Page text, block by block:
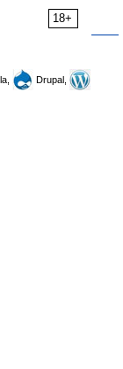
18+
Drupal,